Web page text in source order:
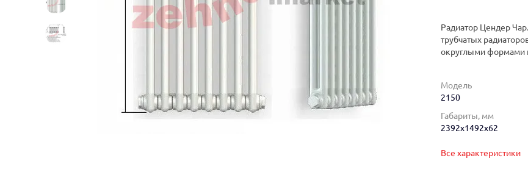
Радиатор Цендер
трубчатых
округлыми формами
Модель
2150
Габариты, мм
2392x1492x62
Все характеристики